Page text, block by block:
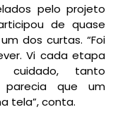
pelo projeto
de quase
dos curtas. “Foi
Vi cada etapa
cuidado, tanto
parecia que um
tela”, conta.